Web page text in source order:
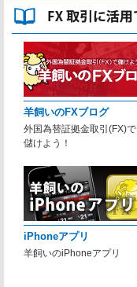
羊飼いのFXブログ
外国為替証拠金取引(FX)で
儲けよう！
iPhoneアプリ
羊飼いのiPhoneアプリ